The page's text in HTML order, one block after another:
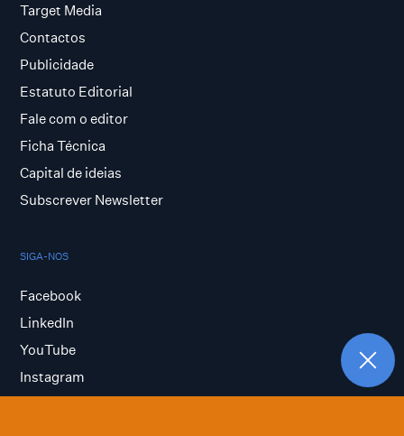
Target Media
Contactos
Publicidade
Estatuto Editorial
Fale com o editor
Ficha Técnica
Capital de ideias
Subscrever Newsletter
SIGA-NOS
Facebook
LinkedIn
YouTube
Instagram